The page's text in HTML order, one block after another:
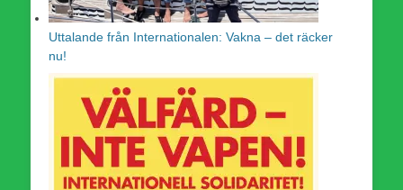
Uttalande från Internationalen: Vakna – det räcker
nu!